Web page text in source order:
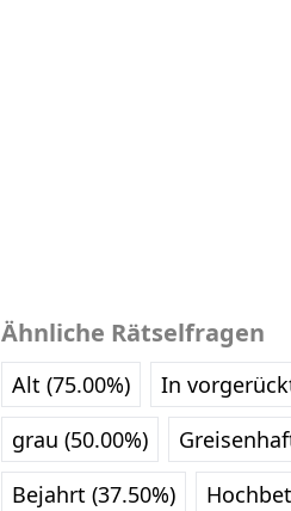
Ähnliche Rätselfragen
Alt (75.00%) In
grau (50.00%)
Bejahrt (37.50%)